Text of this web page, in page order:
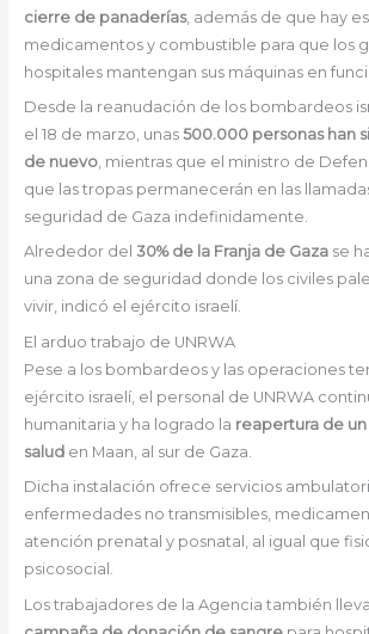
cierre de panaderías, además de que hay
medicamentos y combustible para que los
hospitales mantengan sus máquinas en
Desde la reanudación de los bombardeos
el 18 de marzo, unas 500.000 personas han
de nuevo, mientras que el ministro de
que las tropas permanecerán en las
seguridad de Gaza indefinidamente.
Alrededor del 30% de la Franja de Gazase
una zona de seguridad donde los civiles
vivir, indicó el ejército israelí.
El arduo trabajo de UNRWA
Pese a los bombardeos y las operaciones
ejército israelí, el personal de UNRWA
humanitaria y ha logrado la reapertura de
salud en Maan, al sur de Gaza.
Dicha instalación ofrece servicios
enfermedades no transmisibles,
atención prenatal y posnatal, al igual que
psicosocial.
Los trabajadores de la Agencia también